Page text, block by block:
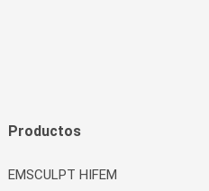
Productos
EMSCULPT HIFEM